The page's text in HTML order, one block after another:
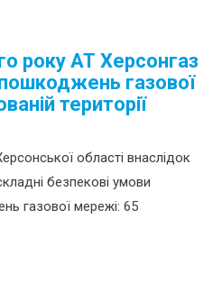
року АТ Херсонгаз
газової
території
області внаслідок
безпекові умови
газової мережі: 65